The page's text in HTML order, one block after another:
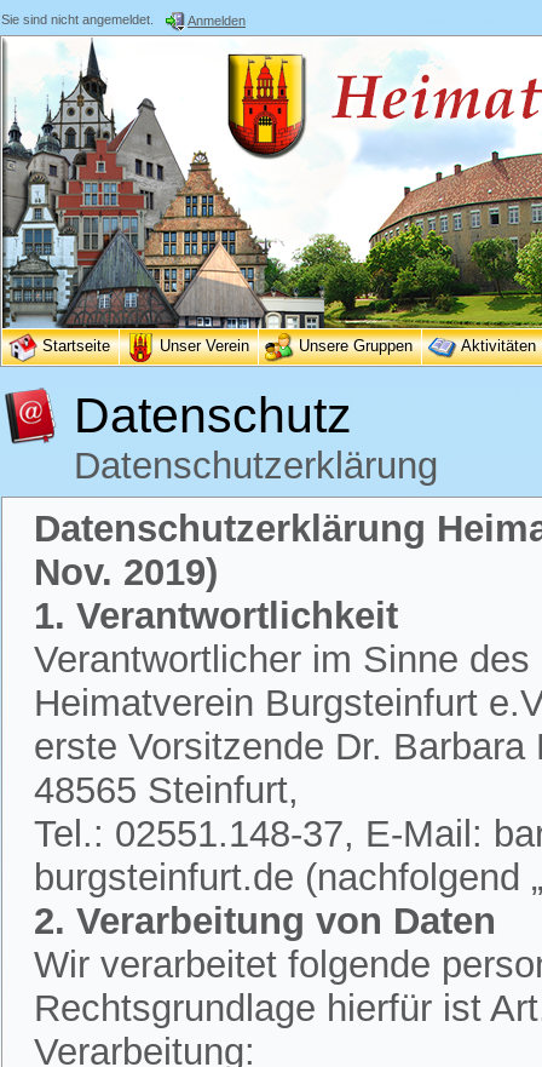
Sie sind nicht angemeldet. Anmelden
Startseite Unser Verein Unsere Gruppen Aktivitäten
Datenschutz
Datenschutzerklärung
Datenschutzerklärung
Nov. 2019)
1. Verantwortlichkeit
Verantwortlicher im Sinne
Heimatverein Burgsteinfurt
erste Vorsitzende Dr.
48565 Steinfurt,
Tel.: 02551.148-37, E-Mail:
burgsteinfurt.de (nachfolgend
2. Verarbeitung von Daten
Wir verarbeitet folgende
Rechtsgrundlage hierfür ist
Verarbeitung: